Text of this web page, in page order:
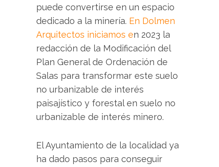
puede convertirse en un espacio
dedicado a la minería. En Dolmen
Arquitectos iniciamos en 2023 la
redacción de la Modificación del
Plan General de Ordenación de
Salas para transformar este suelo
no urbanizable de interés
paisajístico y forestal en suelo no
urbanizable de interés minero.
El Ayuntamiento de la localidad ya
ha dado pasos para conseguir